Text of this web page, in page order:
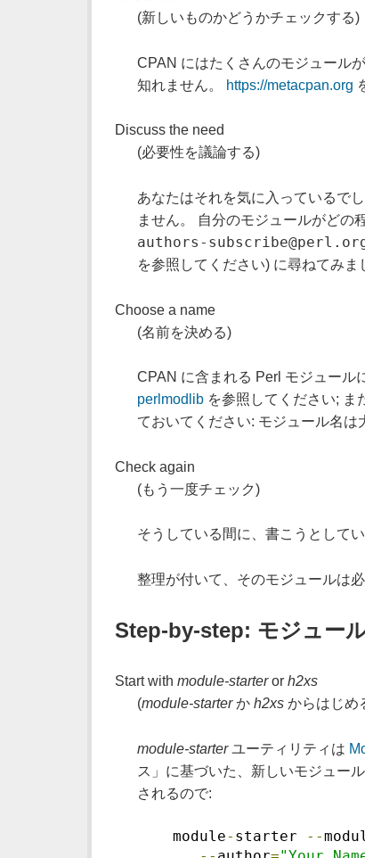
(新しいものかどうかチェックする)
CPAN にはたくさんのモジュール
知れません。
https://metacpan.org
Discuss the need
(必要性を議論する)
あなたはそれを気に入っているで
ません。 自分のモジュールがど
authors-
を参照してください) に尋ねてみま
Choose a name
(名前を決める)
CPAN に含まれる Perl モジュール
perlmodlib を参照してください; ま
ておいてください: モジュール名は
Check again
(もう一度チェック)
そうしている間に、書こうとして
整理が付いて、そのモジュールは
Step-by-step: モジュー
Start with module-starteror h2xs
(module-starterかh2xs からはじめ
module-starterユーティリティは
ス」に基づいた、新しいモジュー
されるので:
module- starter --